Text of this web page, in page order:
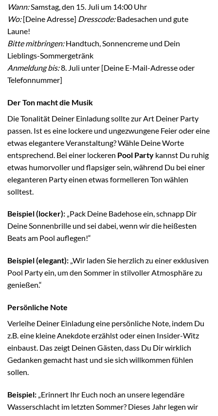
Wann:Samstag, den 15. Juli um 14:00 Uhr
Wo:[Deine Adresse] Dresscode:Badesachen und gute
Laune!
Bitte mitbringen:Handtuch, Sonnencreme und Dein
Lieblings-Sommergetränk
Anmeldung bis:8. Juli unter [Deine E-Mail-Adresse oder
Telefonnummer]
Der Ton macht die Musik
Die Tonalität Deiner Einladung sollte zur Art Deiner Party
passen. Ist es eine lockere und ungezwungene Feier oder eine
etwas elegantere Veranstaltung? Wähle Deine Worte
entsprechend. Bei einer lockeren Pool Party kannst Du ruhig
etwas humorvoller und flapsiger sein, während Du bei einer
eleganteren Party einen etwas formelleren Ton wählen
solltest.
Beispiel (locker): „Pack Deine Badehose ein, schnapp Dir
Deine Sonnenbrille und sei dabei, wenn wir die heißesten
Beats am Pool auflegen!“
Beispiel (elegant): „Wir laden Sie herzlich zu einer exklusiven
Pool Party ein, um den Sommer in stilvoller Atmosphäre zu
genießen.“
Persönliche Note
Verleihe Deiner Einladung eine persönliche Note, indem Du
z.B. eine kleine Anekdote erzählst oder einen Insider-Witz
einbaust. Das zeigt Deinen Gästen, dass Du Dir wirklich
Gedanken gemacht hast und sie sich willkommen fühlen
sollen.
Beispiel: „Erinnert Ihr Euch noch an unsere legendäre
Wasserschlacht im letzten Sommer? Dieses Jahr legen wir